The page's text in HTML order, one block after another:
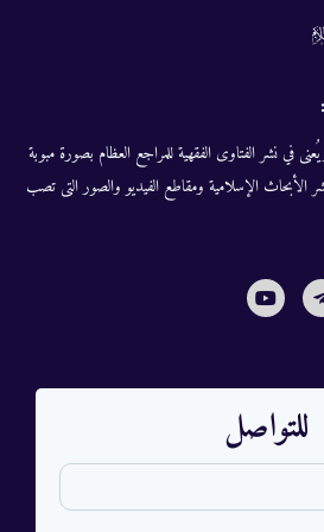
في نشر الفتاوى الفقهية للمراجع العظام بصورة مبوبة
الأبحاث الإسلامية ومقاطع الفيديو والصور التى تصب
للتواصل